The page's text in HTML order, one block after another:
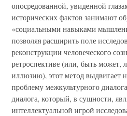
опосредованной, увиденной
исторических фактов занимают
«социальными навыками
позволяя расширить поле
реконструкции человеческого
ретроспективе (или, быть может,
иллюзию), этот метод выдвигает
проблему межкультурного
диалога, который, в сущности,
интеллектуальной игрой